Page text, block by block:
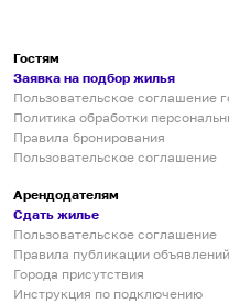
Гостям
Заявка на подбор жилья
Пользовательское соглашение
Политика обработки
Правила бронирования
Пользовательское соглашение
Арендодателям
Сдать жилье
Пользовательское соглашение
Правила публикации объявлений
Города присутствия
Инструкция по подключению